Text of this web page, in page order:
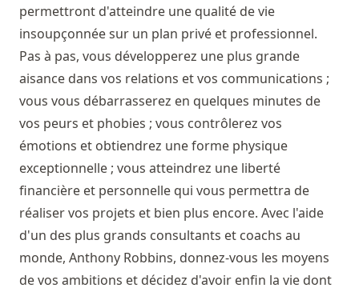
permettront d'atteindre une qualité de vie
insoupçonnée sur un plan privé et professionnel.
Pas à pas, vous développerez une plus grande
aisance dans vos relations et vos communications ;
vous vous débarrasserez en quelques minutes de
vos peurs et phobies ; vous contrôlerez vos
émotions et obtiendrez une forme physique
exceptionnelle ; vous atteindrez une liberté
financière et personnelle qui vous permettra de
réaliser vos projets et bien plus encore. Avec l'aide
d'un des plus grands consultants et coachs au
monde, Anthony Robbins, donnez-vous les moyens
de vos ambitions et décidez d'avoir enfin la vie dont